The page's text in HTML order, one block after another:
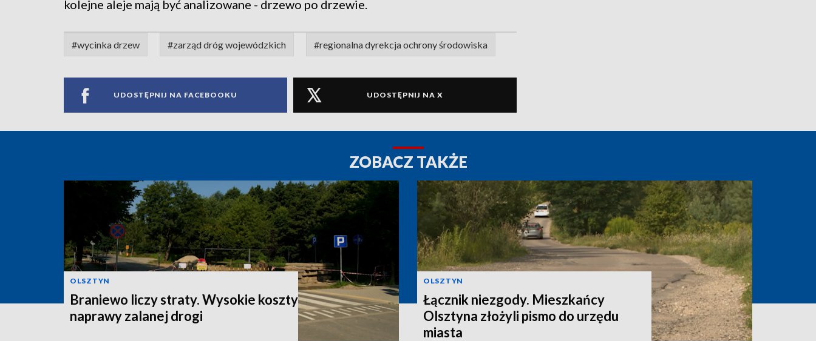
kolejne aleje mają być analizowane - drzewo po drzewie.
#wycinka drzew #zarząd dróg wojewódzkich #regionalna dyrekcja ochrony środowiska
UDOSTĘPNIJ NA FACEBOOKU UDOSTĘPNIJ NA X
ZOBACZ TAKŻE
OLSZTYN
Braniewo liczy straty. Wysokie koszty
naprawy zalanej drogi
OLSZTYN
Łącznik niezgody. Mieszkańcy
Olsztyna złożyli pismo do urzędu
miasta